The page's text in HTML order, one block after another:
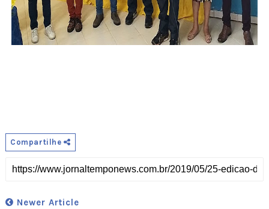
Compartilhe
Newer Article